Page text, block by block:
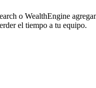
o WealthEngine
el tiempo a tu equipo.